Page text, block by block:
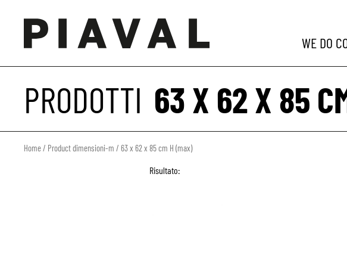
WE DO
PRODOTTI 63 X 62 X 85
Home/ Product dimensioni-m / 63 x 62 x 85 cm H (max)
Risultato: